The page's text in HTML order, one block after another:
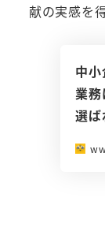
献の実感を
中
業
選ば